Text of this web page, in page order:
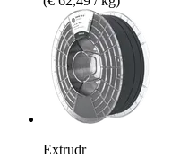
Extrudr